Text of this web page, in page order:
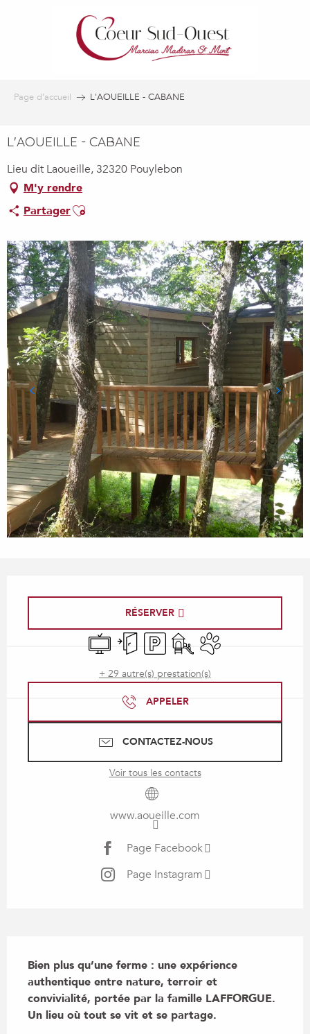
Page d’accueil L'AOUEILLE - CABANE
L'AOUEILLE - CABANE
Lieu dit Laoueille, 32320 Pouylebon
M'y rendre
PartagerAjouter aux favoris
RÉSERVER
TélévisionEntrée indépendante
ParkingJeux pour enfants / Espace
Animaux acceptés
+ 29 autre(s) prestation(s)
APPELER
CONTACTEZ-NOUS
Voir tous les contacts
www.aoueille.com
Page Facebook
Page Instagram
Bien plus qu’une ferme : une expérience
authentique entre nature, terroir et
convivialité, portée par la famille LAFFORGUE.
Un lieu où tout se vit et se partage.